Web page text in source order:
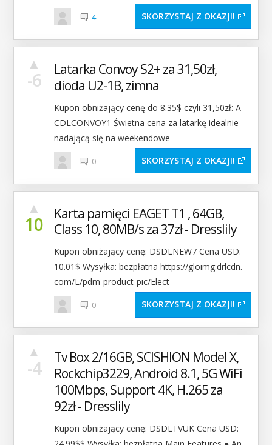
4 SKORZYSTAJ Z OKAZJI
-6
▲
Latarka Convoy S2+ za 31,50zł,
dioda U2-1B, zimna
Kupon obniżający cenę do 8.35$ czyli 31,50zł: A
CDLCONVOY1 Świetna cena za latarkę idealnie
nadającą się na weekendowe
0 SKORZYSTAJ Z OKAZJI
10
▲
Karta pamięci EAGET T1 , 64GB,
Class 10, 80MB/s za 37zł - Dresslily
Kupon obniżający cenę: DSDLNEW7 Cena USD:
10.01$ Wysyłka: bezpłatna https://gloimg.drlcdn.
com/L/pdm-product-pic/Elect
0 SKORZYSTAJ Z OKAZJI
-4
▲
Tv Box 2/16GB, SCISHION Model X,
Rockchip3229, Android 8.1, 5G WiFi
100Mbps, Support 4K, H.265 za
92zł - Dresslily
Kupon obniżający cenę: DSDLTVUK Cena USD: